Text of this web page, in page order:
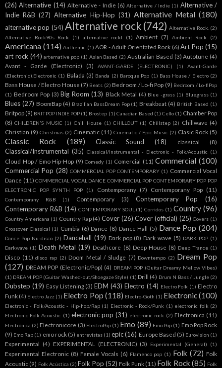
(26) Alternative (14) Alternative - Indie (6) Alternative / Indie (1) Alternative /
Indie R&B (27) Alternative Hip-Hop (31) Alternative Metal (180)
alternative pop (54) Alternative rock (742) Alternative Rock. (2)
Alternative Rock90s Rock
(1) alternative rockl (1) Ambient (7) Ambient Rock (2)
Americana (114) Anthemic (1) AOR - Adult Orientated Rock (6) Art Pop (15)
art rock (44) arternative pop (1) Asian Based (2) Australian Based (3) Autotune (4)
Avant - Garde (Electronic)
(3) AVANT-GARDE (ELECTRONIC) (1)
Avant-Garde
(Electronic).Electronic (1) Balada (3) Banda (2) Baroque Pop (1) Bass House / Electro (2)
Bass House / Electro House (7) Beats (2) Bedroom / Lo-fi Pop (9) Bedroom / Lo-fiPop
(1) Bedroom Pop (3) Big Room (13) Black Metal (4) Blue -grass (1) Bluegrass (1)
Blues (27) BoomBap (4) Brazilian BassDream Pop (1) Breakbeat (4) British Based (1)
Britpop (9) BRITPOP INDIE POP (1) Brostep (1) Canadian Based (1) Cello (1) Chamber Pop
(8) CHILDREN'S MUSIC (1) Chill House (1) CHILLOUT (1) Chillstep (2) Chillwave (4)
Christian (9) Christmas (2) Cinematic (11) Cinematic / Epic Music (2) Clasic Rock (5)
Classic Rock (189) Classic Sound (18) classical (8)
Classical/Instrumental (35) Classical/Instrumental - Electronic - Folk/Acoustic (1)
Cloud Hop / Emo Hip-Hop (9) Comedy (1) Comercial (11) Commercial (100)
Commercial Pop (28) COMMERCIAL POP CONTEMPORARY (1) Commercial Vocal
Dance (11) COMMERCIAL VOCAL DANCE COMMERCIAL POP CONTEMPORARY POP POP
ELECTRONIC POP SYNTH POP
(1) Contemporany (7) Contemporany Pop (11)
Contemporany R&B (1) Contemporary (3) Contemporary Pop
(16)
Contemporary R&B (14) CONTEMPORARY SOUL (1) Corridos (1) Country (96)
Country Americana (1) Country Rap (4) Cover (26) Cover (official) (25) Covers (1)
Crossover Classical (1) Cumbia (6) Dance (8) Dance Hall (5) Dance Pop (204)
Dance Pop Nu-disco (2) Dancehall (19) Dark pop (8) Dark wave (5) DARK-POP (1)
Darkwave (1) Death Metal (19) Deathcore (8) Deep House (8) Deep Trance (1)
Disco (11) disco rap (2) Doom Metal / Sludge (7) Downtempo (2) Dream Pop
(127) DREAM POP (Electronic/Pop) (4) DREAM POP (Guitar Dreamy Mellow Vibes)
(1) DREAM POP (Guitar Washed-out/Shoegaze Style) (1) Drill (4) Drum N Bass / Jungle (2)
Dubstep (19) Easy Listening (3) EDM (43) Electro (14) Electro Folk (1) Electro
Funk (4) Electro Jazz (1) Electro Pop (118) Electro-Goth (1) Electronic(100)
Electronic - Folk/Acoustic - Hip-hop/Rap (1) Electronic - Rock/Punk (1) electronic folk (2)
Electronic Folk Acoustic (1) electronic pop (31) electronic rock (2) Electronica (11)
Electrónica (2) Electronicore (3) ElectroPop (1) Emo (89) Emo Pop (1) Emo Pop Rock
(9) Emo Rap (1) emo rock (5) entrevistas (1) epic (16) Europe Based (5) Eurovision (1)
Experimental (4) EXPERIMENTAL (ELECTRONIC) (3) Experimental (General) (1)
Experimental Electronic (8) Female Vocals (6) Flamenco pop (1) Folk (72) Folk
Acoustic (9) Folk Acústica (2) Folk Pop (52) Folk Punk (11) Folk Rock (85) Folk